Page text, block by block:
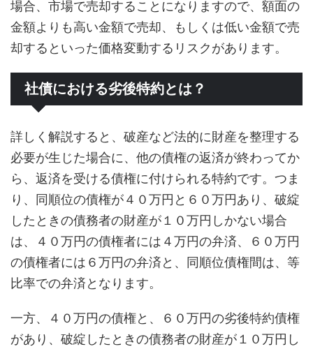
場合、市場で売却することになりますので、額面の
金額よりも高い金額で売却、もしくは低い金額で売
却するといった価格変動するリスクがあります。
社債における劣後特約とは？
詳しく解説すると、破産など法的に財産を整理する
必要が生じた場合に、他の債権の返済が終わってか
ら、返済を受ける債権に付けられる特約です。つま
り、同順位の債権が４０万円と６０万円あり、破綻
したときの債務者の財産が１０万円しかない場合
は、４０万円の債権者には４万円の弁済、６０万円
の債権者には６万円の弁済と、同順位債権間は、等
比率での弁済となります。
一方、４０万円の債権と、６０万円の劣後特約債権
があり、破綻したときの債務者の財産が１０万円し